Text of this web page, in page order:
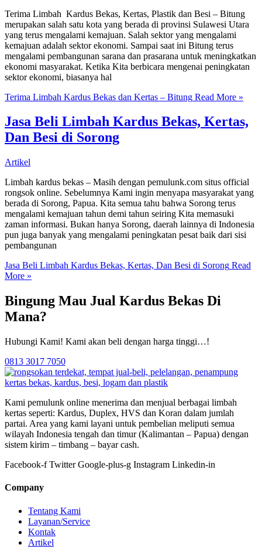
Terima Limbah Kardus Bekas, Kertas, Plastik dan Besi – Bitung
merupakan salah satu kota yang berada di provinsi Sulawesi Utara
yang terus mengalami kemajuan. Salah sektor yang mengalami
kemajuan adalah sektor ekonomi. Sampai saat ini Bitung terus
mengalami pembangunan sarana dan prasarana untuk meningkatkan
ekonomi masyarakat. Ketika Kita berbicara mengenai peningkatan
sektor ekonomi, biasanya hal
Terima Limbah Kardus Bekas dan Kertas – Bitung Read More »
Jasa Beli Limbah Kardus Bekas, Kertas,
Dan Besi di Sorong
Artikel
Limbah kardus bekas – Masih dengan pemulunk.com situs official
rongsok online. Sebelumnya Kami ingin menyapa masyarakat yang
berada di Sorong, Papua. Kita semua tahu bahwa Sorong terus
mengalami kemajuan tahun demi tahun seiring Kita memasuki
zaman informasi. Bukan hanya Sorong, daerah lainnya di Indonesia
pun juga banyak yang mengalami peningkatan pesat baik dari sisi
pembangunan
Jasa Beli Limbah Kardus Bekas, Kertas, Dan Besi di Sorong Read
More »
Bingung Mau Jual Kardus Bekas Di
Mana?
Hubungi Kami! Kami akan beli dengan harga tinggi…!
0813 3017 7050
Kami pemulunk online menerima dan menjual berbagai limbah
kertas seperti: Kardus, Duplex, HVS dan Koran dalam jumlah
partai. Area yang kami layani untuk pembelian meliputi semua
wilayah Indonesia tengah dan timur (Kalimantan – Papua) dengan
sistem kirim – timbang – bayar cash.
Facebook-f Twitter Google-plus-g Instagram Linkedin-in
Company
Tentang Kami
Layanan/Service
Kontak
Artikel